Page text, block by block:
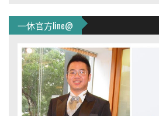
一休官方line@